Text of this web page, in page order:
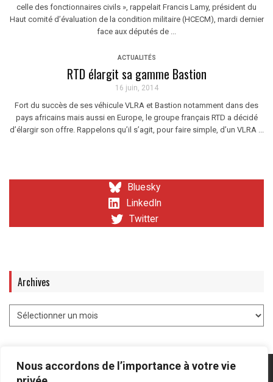
Nous accordons de l’importance à votre vie
celle des fonctionnaires civils », rappelait Francis Lamy, président du
Haut comité d’évaluation de la condition militaire (HCECM), mardi dernier
face aux députés de ...
ACTUALITÉS
RTD élargit sa gamme Bastion
16 juin, 2014
Fort du succès de ses véhicule VLRA et Bastion notamment dans des
pays africains mais aussi en Europe, le groupe français RTD a décidé
d’élargir son offre. Rappelons qu’il s’agit, pour faire simple, d’un VLRA ...
Bluesky
LinkedIn
Twitter
Archives